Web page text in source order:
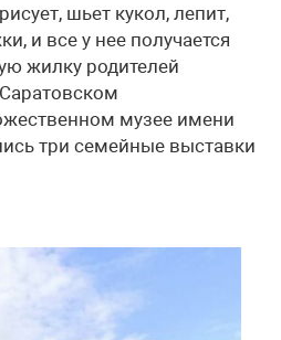
шьет кукол, лепит,
и все у нее получается
жилку родителей
музее имени
три семейные выставки